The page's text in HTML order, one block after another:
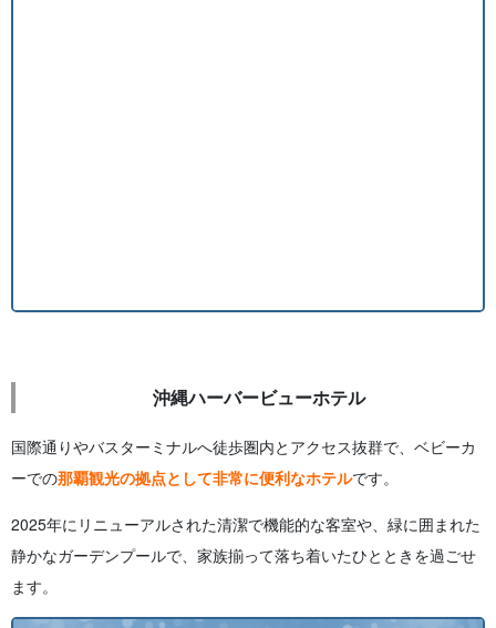
沖縄ハーバービューホテル
国際通りやバスターミナルへ徒歩圏内とアクセス抜群で、ベビーカ
ーでの那覇観光の拠点として非常に便利なホテルです。
2025年にリニューアルされた清潔で機能的な客室や、緑に囲まれた
静かなガーデンプールで、家族揃って落ち着いたひとときを過ごせ
ます。